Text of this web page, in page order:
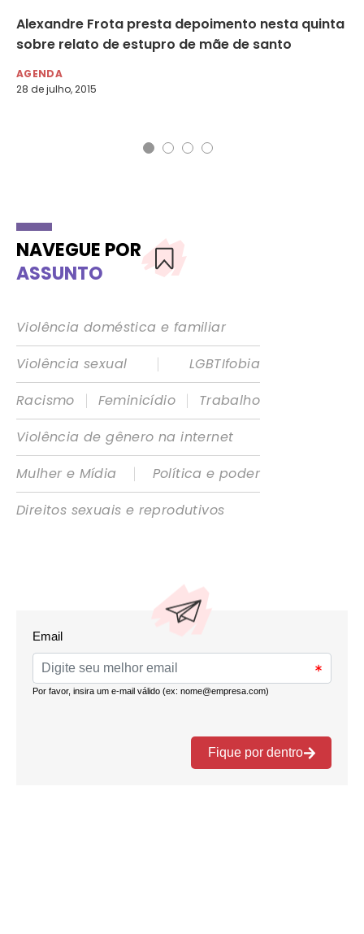
Alexandre Frota presta depoimento nesta quinta
sobre relato de estupro de mãe de santo
AGENDA
28 de julho, 2015
NAVEGUE POR
ASSUNTO
Violência doméstica e familiar
Violência sexual
|
LGBTIfobia
Racismo
| Feminicídio |
Trabalho
Violência de gênero na internet
Mulher e Mídia
|
Política e poder
Direitos sexuais e reprodutivos